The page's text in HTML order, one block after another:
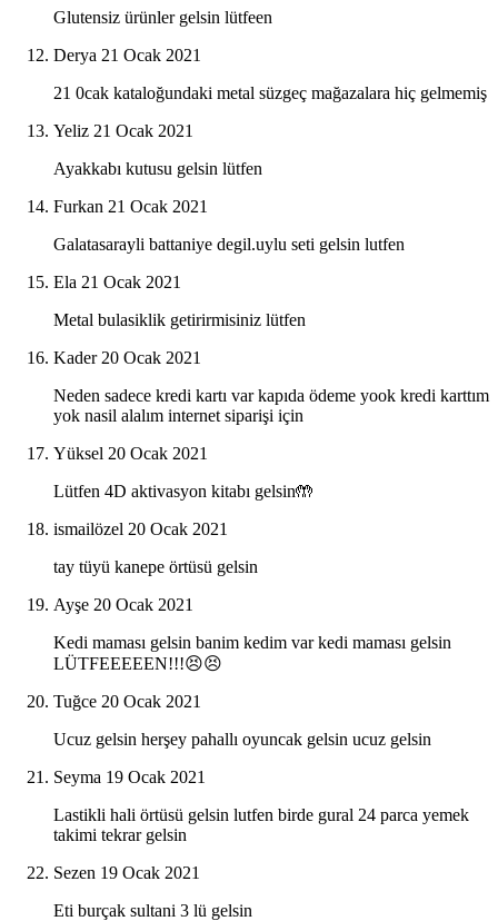
Glutensiz ürünler gelsin lütfeen
Derya 21 Ocak 2021
21 0cak kataloğundaki metal süzgeç mağazalara hiç gelmemiş
Yeliz 21 Ocak 2021
Ayakkabı kutusu gelsin lütfen
Furkan 21 Ocak 2021
Galatasarayli battaniye degil.uylu seti gelsin lutfen
Ela 21 Ocak 2021
Metal bulasiklik getirirmisiniz lütfen
Kader 20 Ocak 2021
Neden sadece kredi kartı var kapıda ödeme yook kredi karttım
yok nasil alalım internet siparişi için
Yüksel 20 Ocak 2021
Lütfen 4D aktivasyon kitabı gelsin🤲
ismailözel 20 Ocak 2021
tay tüyü kanepe örtüsü gelsin
Ayşe 20 Ocak 2021
Kedi maması gelsin banim kedim var kedi maması gelsin
LÜTFEEEEEN!!!😣😣
Tuğce 20 Ocak 2021
Ucuz gelsin herşey pahallı oyuncak gelsin ucuz gelsin
Seyma 19 Ocak 2021
Lastikli hali örtüsü gelsin lutfen birde gural 24 parca yemek
takimi tekrar gelsin
Sezen 19 Ocak 2021
Eti burçak sultani 3 lü gelsin